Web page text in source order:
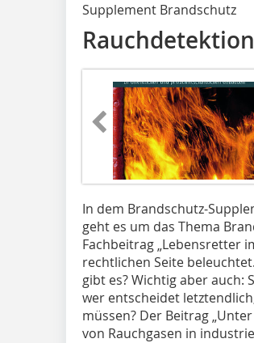
Supplement Brandschutz
In dem Brandschutz-
geht es um das Thema
Fachbeitrag „Lebensretter
rechtlichen Seite
gibt es? Wichtig aber
wer entscheidet
müssen? Der Beitrag
von Rauchgasen in